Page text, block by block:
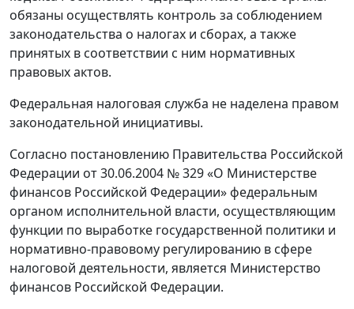
обязаны осуществлять контроль за соблюдением
законодательства о налогах и сборах, а также
принятых в соответствии с ним нормативных
правовых актов.
Федеральная налоговая служба не наделена правом
законодательной инициативы.
Согласно постановлению Правительства Российской
Федерации от 30.06.2004 № 329 «О Министерстве
финансов Российской Федерации» федеральным
органом исполнительной власти, осуществляющим
функции по выработке государственной политики и
нормативно-правовому регулированию в сфере
налоговой деятельности, является Министерство
финансов Российской Федерации.